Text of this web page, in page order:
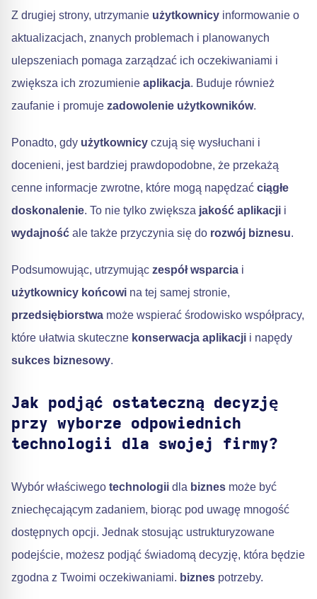
Z drugiej strony, utrzymanie użytkownicy informowanie o
aktualizacjach, znanych problemach i planowanych
ulepszeniach pomaga zarządzać ich oczekiwaniami i
zwiększa ich zrozumienie aplikacja. Buduje również
zaufanie i promuje zadowolenie użytkowników.
Ponadto, gdy użytkownicy czują się wysłuchani i
docenieni, jest bardziej prawdopodobne, że przekażą
cenne informacje zwrotne, które mogą napędzać ciągłe
doskonalenie. To nie tylko zwiększa jakość aplikacji i
wydajność ale także przyczynia się do rozwój biznesu.
Podsumowując, utrzymując zespół wsparcia i
użytkownicy końcowi na tej samej stronie,
przedsiębiorstwa może wspierać środowisko współpracy,
które ułatwia skuteczne konserwacja aplikacji i napędy
sukces biznesowy.
Jak podjąć ostateczną decyzję
przy wyborze odpowiednich
technologii dla swojej firmy?
Wybór właściwego technologii dla biznes może być
zniechęcającym zadaniem, biorąc pod uwagę mnogość
dostępnych opcji. Jednak stosując ustrukturyzowane
podejście, możesz podjąć świadomą decyzję, która będzie
zgodna z Twoimi oczekiwaniami. biznes potrzeby.